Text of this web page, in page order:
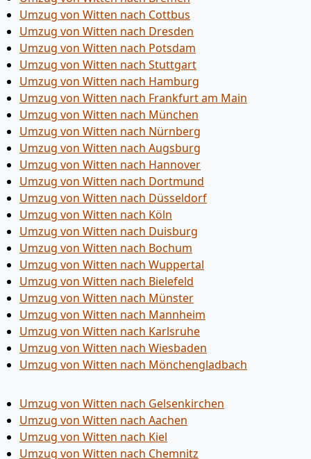
Umzug von Witten nach Cottbus
Umzug von Witten nach Dresden
Umzug von Witten nach Potsdam
Umzug von Witten nach Stuttgart
Umzug von Witten nach Hamburg
Umzug von Witten nach Frankfurt am Main
Umzug von Witten nach München
Umzug von Witten nach Nürnberg
Umzug von Witten nach Augsburg
Umzug von Witten nach Hannover
Umzug von Witten nach Dortmund
Umzug von Witten nach Düsseldorf
Umzug von Witten nach Köln
Umzug von Witten nach Duisburg
Umzug von Witten nach Bochum
Umzug von Witten nach Wuppertal
Umzug von Witten nach Bielefeld
Umzug von Witten nach Münster
Umzug von Witten nach Mannheim
Umzug von Witten nach Karlsruhe
Umzug von Witten nach Wiesbaden
Umzug von Witten nach Mönchen­gladbach
Umzug von Witten nach Gelsenkirchen
Umzug von Witten nach Aachen
Umzug von Witten nach Kiel
Umzug von Witten nach Chemnitz